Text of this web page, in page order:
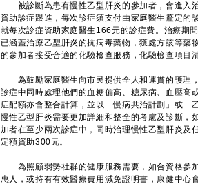
被診斷為患有慢性乙型肝炎的參加者，會進入
資助診症跟進，每次診症須支付由家庭醫生釐定
就每次診症資助家庭醫生166元的診症費。治療期
已涵蓋治療乙型肝炎的抗病毒藥物，獲處方該等藥
的參加者接受合適的化驗檢查服務，化驗檢查項目
為鼓勵家庭醫生向市民提供全人和連貫的護理
診症中同時處理他們的血糖偏高、糖尿病、血壓高
症配額亦會整合計算，並以「慢病共治計劃」或「
慢性乙型肝炎需要更加詳細和整全的考慮及診斷，
加者在至少兩次診症中，同時治理慢性乙型肝炎及
定額資助300元。
為照顧弱勢社群的健康服務需要，如合資格參
惠人，或持有有效醫療費用減免證明書，康健中心